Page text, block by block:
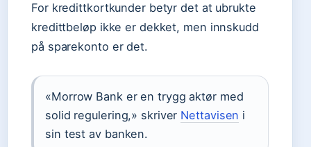
For kredittkortkunder betyr det at ubrukte
kredittbeløp ikke er dekket, men innskudd
på sparekonto er det.
«Morrow Bank er en trygg aktør med
solid regulering,» skriver Nettavisen i
sin test av banken.